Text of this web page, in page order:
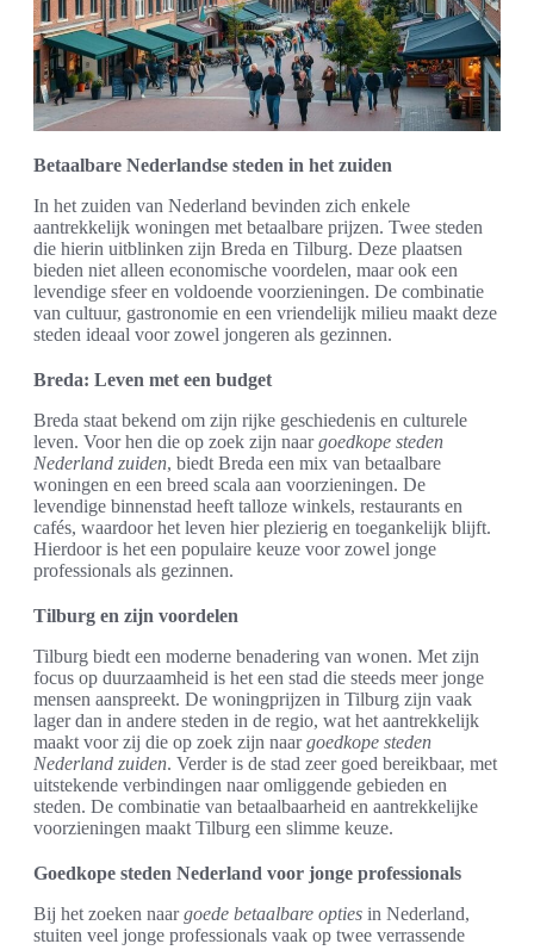
Betaalbare Nederlandse steden in het zuiden
In het zuiden van Nederland bevinden zich enkele
aantrekkelijk woningen met betaalbare prijzen. Twee steden
die hierin uitblinken zijn Breda en Tilburg. Deze plaatsen
bieden niet alleen economische voordelen, maar ook een
levendige sfeer en voldoende voorzieningen. De combinatie
van cultuur, gastronomie en een vriendelijk milieu maakt deze
steden ideaal voor zowel jongeren als gezinnen.
Breda: Leven met een budget
Breda staat bekend om zijn rijke geschiedenis en culturele
leven. Voor hen die op zoek zijn naargoedkope steden
Nederland zuiden, biedt Breda een mix van betaalbare
woningen en een breed scala aan voorzieningen. De
levendige binnenstad heeft talloze winkels, restaurants en
cafés, waardoor het leven hier plezierig en toegankelijk blijft.
Hierdoor is het een populaire keuze voor zowel jonge
professionals als gezinnen.
Tilburg en zijn voordelen
Tilburg biedt een moderne benadering van wonen. Met zijn
focus op duurzaamheid is het een stad die steeds meer jonge
mensen aanspreekt. De woningprijzen in Tilburg zijn vaak
lager dan in andere steden in de regio, wat het aantrekkelijk
maakt voor zij die op zoek zijn naargoedkope steden
Nederland zuiden. Verder is de stad zeer goed bereikbaar, met
uitstekende verbindingen naar omliggende gebieden en
steden. De combinatie van betaalbaarheid en aantrekkelijke
voorzieningen maakt Tilburg een slimme keuze.
Goedkope steden Nederland voor jonge professionals
Bij het zoeken naargoede betaalbare opties in Nederland,
stuiten veel jonge professionals vaak op twee verrassende